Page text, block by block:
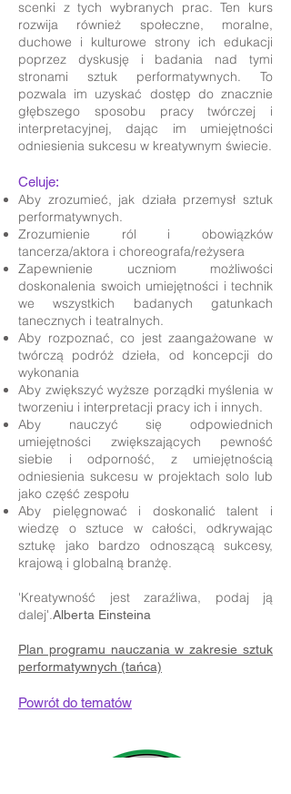
scenki z tych wybranych prac. Ten kurs
rozwija również społeczne, moralne,
duchowe i kulturowe strony ich edukacji
poprzez dyskusję i badania nad tymi
stronami sztuk performatywnych. To
pozwala im uzyskać dostęp do znacznie
głębszego sposobu pracy twórczej i
interpretacyjnej, dając im umiejętności
odniesienia sukcesu w kreatywnym świecie.
Celuje:
Aby zrozumieć, jak działa przemysł sztuk
performatywnych.
Zrozumienie ról i obowiązków
tancerza/aktora i choreografa/reżysera
Zapewnienie uczniom możliwości
doskonalenia swoich umiejętności i technik
we wszystkich badanych gatunkach
tanecznych i teatralnych.
Aby rozpoznać, co jest zaangażowane w
twórczą podróż dzieła, od koncepcji do
wykonania
Aby zwiększyć wyższe porządki myślenia w
tworzeniu i interpretacji pracy ich i innych.
Aby nauczyć się odpowiednich
umiejętności zwiększających pewność
siebie i odporność, z umiejętnością
odniesienia sukcesu w projektach solo lub
jako część zespołu
Aby pielęgnować i doskonalić talent i
wiedzę o sztuce w całości, odkrywając
sztukę jako bardzo odnoszącą sukcesy,
krajową i globalną branżę.
'Kreatywność jest zaraźliwa, podaj ją
dalej'.Alberta Einsteina
Plan programu nauczania w zakresie sztuk
performatywnych (tańca)
Powrót do tematów